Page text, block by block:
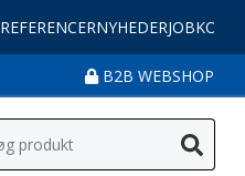
REFERENCERNYHEDERJOB
B2B WEBSHOP